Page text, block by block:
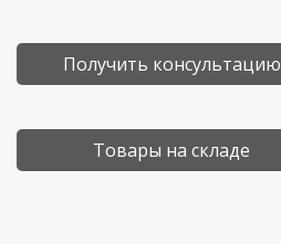
Получить консультацию
Товары на складе